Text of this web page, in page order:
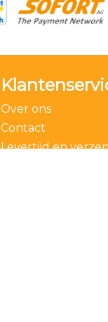
Over ons
Contact
Levertijd en